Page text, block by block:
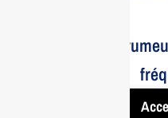
Le bruit et la